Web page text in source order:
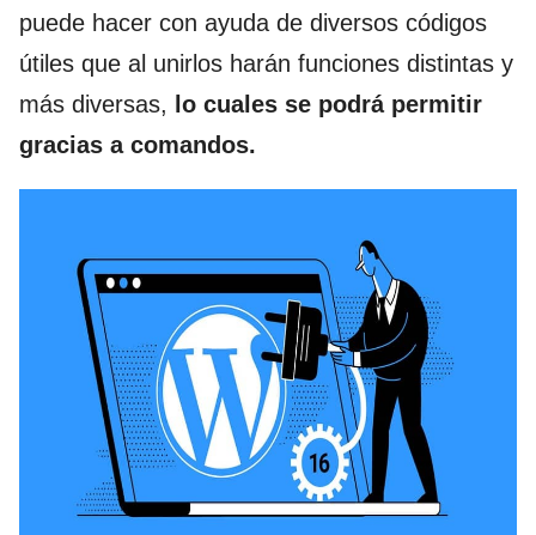
puede hacer con ayuda de diversos códigos
útiles que al unirlos harán funciones distintas y
más diversas,
lo cuales se podrá permitir
gracias a comandos.